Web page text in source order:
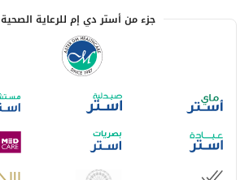
جزء من أستر دي إم للرعاية الصحية